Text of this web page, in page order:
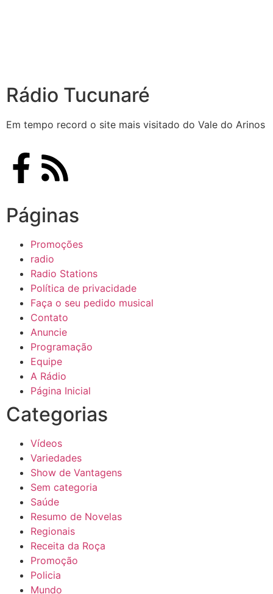
Rádio Tucunaré
Em tempo record o site mais visitado do Vale do Arinos
Páginas
Promoções
radio
Radio Stations
Política de privacidade
Faça o seu pedido musical
Contato
Anuncie
Programação
Equipe
A Rádio
Página Inicial
Categorias
Vídeos
Variedades
Show de Vantagens
Sem categoria
Saúde
Resumo de Novelas
Regionais
Receita da Roça
Promoção
Policia
Mundo